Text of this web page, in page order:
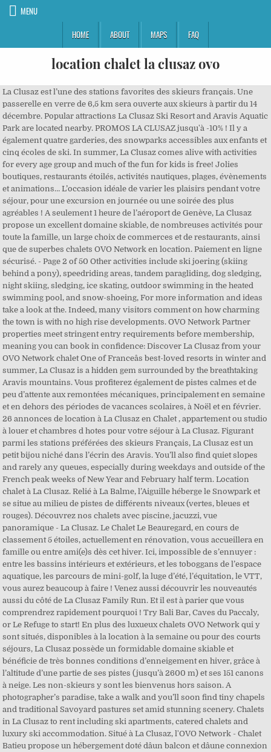
MENU
HOME
ABOUT MAPS FAQ
location chalet la clusaz ovo
La Clusaz est l’une des stations favorites des skieurs français. Une passerelle en verre de 6,5 km sera ouverte aux skieurs à partir du 14 décembre. Popular attractions La Clusaz Ski Resort and Aravis Aquatic Park are located nearby. PROMOS LA CLUSAZ jusqu'à -10% ! Il y a également quatre garderies, des snowparks accessibles aux enfants et cinq écoles de ski. In summer, La Clusaz comes alive with activities for every age group and much of the fun for kids is free! Jolies boutiques, restaurants étoilés, activités nautiques, plages, évènements et animations… L’occasion idéale de varier les plaisirs pendant votre séjour, pour une excursion en journée ou une soirée des plus agréables ! A seulement 1 heure de l’aéroport de Genève, La Clusaz propose un excellent domaine skiable, de nombreuses activités pour toute la famille, un large choix de commerces et de restaurants, ainsi que de superbes chalets OVO Network en location. Paiement en ligne sécurisé. - Page 2 of 50 Other activities include ski joering (skiing behind a pony), speedriding areas, tandem paragliding, dog sledging, night skiing, sledging, ice skating, outdoor swimming in the heated swimming pool, and snow-shoeing, For more information and ideas take a look at the. Indeed, many visitors comment on how charming the town is with no high rise developments. OVO Network Partner properties meet stringent entry requirements before membership, meaning you can book in confidence: Discover La Clusaz from your OVO Network chalet One of Franceâs best-loved resorts in winter and summer, La Clusaz is a hidden gem surrounded by the breathtaking Aravis mountains. Vous profiterez également de pistes calmes et de peu d’attente aux remontées mécaniques, principalement en semaine et en dehors des périodes de vacances scolaires, à Noël et en février. 26 annonces de location à La Clusaz en Chalet , appartement ou studio à louer et chambres d hotes pour votre séjour à La Clusaz. Figurant parmi les stations préférées des skieurs Français, La Clusaz est un petit bijou niché dans l’écrin des Aravis. You’ll also find quiet slopes and rarely any queues, especially during weekdays and outside of the French peak weeks of New Year and February half term. Location chalet à La Clusaz. Relié à La Balme, l’Aiguille héberge le Snowpark et se situe au milieu de pistes de différents niveaux (vertes, bleues et rouges). Découvrez nos chalets avec piscine, jacuzzi, vue panoramique - La Clusaz. Le Chalet Le Beauregard, en cours de classement 5 étoiles, actuellement en rénovation, vous accueillera en famille ou entre ami(e)s dès cet hiver. Ici, impossible de s’ennuyer : entre les bassins intérieurs et extérieurs, et les toboggans de l’espace aquatique, les parcours de mini-golf, la luge d’été, l’équitation, le VTT, vous aurez beaucoup à faire ! Venez aussi découvrir les nouveautés aussi du côté de La Clusaz Family Run. Et il est à parier que vous comprendrez rapidement pourquoi ! Try Bali Bar, Caves du Paccaly, or Le Refuge to start! En plus des luxueux chalets OVO Network qui y sont situés, disponibles à la location à la semaine ou pour des courts séjours, La Clusaz possède un formidable domaine skiable et bénéficie de très bonnes conditions d’enneigement en hiver, grâce à l’altitude d’une partie de ses pistes (jusqu’à 2600 m) et ses 151 canons à neige. Les non-skieurs y sont les bienvenus hors saison. A photographer’s paradise, take a walk and you’ll soon find tiny chapels and traditional Savoyard pastures set amid stunning scenery. Chalets in La Clusaz to rent including ski apartments, catered chalets and luxury ski accommodation. Situé à La Clusaz, l'OVO Network - Chalet Batieu propose un hébergement doté dâun balcon et dâune connexion Wi-Fi gratuite. Try your hand at everything from canyoning and paragliding to tennis and yoga . Verified by OVO Network. Vous avez l’étoffe d’un champion ? 5 La Clusaz chalet next to piste with hot tub and terrace - OVO Network La Clusaz, PrancÅ«zija. Vous profiterez aussi d’un bel espace aquatique, avec des bassins intérieurs et extérieurs chauffés, de pistes de luge, d’une patinoire, et pourrez découvrir le village lors d’une balade en calèche. Be the first to hear about beautiful new properties and exclusive offers. There are so many more dining choices, plus great bars and a few nightclubs if you fancy a night on the town. ANNECY B 325 82 04 70 - CAISSE DE GARANTIE DE LA FNAIM : ADHERENT N°3383 Enjoy a spa tub, onsite parking, and a garden. La Clusaz possède d’excellents restaurants. Beauregard est le massif le plus bas, le plus ensoleillé et le plus facilement accessible pour les débutants. There are also fabulous cheese, charcuterie and wine shops, along with chocolate specialists, renowned boulangeries, and a couple of places selling souvenirs and toys. Un parking privé est disponible gratuitement. Les chalets centenaires constellent le village et ses environs, faisant de chaque vue un décor de carte postale. Choisissez votre massif : Notez qu’il existe un forfait Aravis, permettant de skier en illimité à La Clusaz, à Manigod et au Grand Bornand : 220 km de pistes pour tous les niveaux et 95 remontées mécaniques vous attendent, sans oublier les nombreuses possibilités de ski hors-piste. There are also four nurseries, children's snowparks, and five kids' ski schools, ensuring that children are well catered for. En voici quelques-uns, à essayer les yeux fermés : La Ferme et L’Outa, réputés pour leur accueil et leur restauration typique ; Le Télémark Café, établissement incontournable sur les pistes, connu pour son ambiance et ses vues sur les montagnes ; La Chavinette, qui propose de bons hamburgers et des plats à emporter dans le centre du village ; Le Vieux Chalet, situé sur les pistes à quelques minutes du centre de la station, à découvrir lors d’une occasion spéciale ; La Scierie, qui offre une cuisine raffinée dans un cadre à la fois typique et très actuel). You’ll also find stylish homeware shops, photography stores and jewellers. Pour vos courses, vous trouverez deux supérettes, ainsi qu’un marché hebdomadaire tous les lundis matins, sur la place de l’Eglise. Popular attractions La Clusaz Ski Resort and Le Hameau des Alpes are located nearby. Doté d'un balcon, il met gratuitement à votre disposition un parking privé et une connexion Wi-Fi. MÅ«sÅ³ planetofhotels.com paslauga leidÅ¾ia internetu greitai ir saugiai uÅ¾sisakyti. Sans oublier les animations hebdomadaires proposées aux enfants : parc aventure, spectacle de rapaces, trampoline… et bien plus encore ! Here you will still see the cows being moved to high mountain pasture at the start of the summer, and it’s possible to buy cheese, eggs and other local produce directly from the farmers around the valley. En quête de sérénité ? Chalet des Enfants La Clusaz fait partie du réseau « OVO Network » pour vous garantir une réservation et un paiement en toute sécurité. Sans compter que les tarifs (forfaits, location de matériel, restauration, shopping…), moins élevés que dans les stations plus grandes, vous garantissent un bon rapport qualité-prix, vous permettant par exemple de réserver un chalet individuel au pied des pistes. Cet hébergement se trouve à 1,2 km du P'tit Bossonet et dispose d'une connexion Wi-Fi gratuite. Those after a slower pace of sports can enjoy golf, mountain hiking, flora and fauna walks, swimming, tennis and yoga. +33 (0)6 82 42 61 34 Faune et flore : les Alpes offrent un large éventail de trésors naturels, dont vous découvrirez la beauté lors de balades à pied. In addition, La Clusaz and Le Grand Bornand share a great-value, combined Aravis Ski pass that provides 220km of skiing and 95 lifts with slopes suitable for all levels, including extensive off-piste areas. Dans les environs, vous pourrez pratiquer des activités telles que le ski, le golf et le vélo. La Clusaz, Vallées de Thônes: 950 chalets à louer. Souvent appelée ‘La Venise des Alpes’, Annecy se découvre toute l’année. La popularité de La Clusaz se fonde aussi sur son large choix de boutiques, et la qualité de son marché hebdomadaire. Paradis des photographes, la station vous permettra de réaliser de superbes clichés, depuis les paysages grandioses jusqu’aux petites chapelles découvertes au détour d’une balade. Often called the Venice of the Alps, Annecy is wonderful to explore at any time of year. Le Chalet Hollygotty - OVO Network est situé à 1,9 km de l'école de ski de La Clusaz et à 3,2 km de La Clusaz. In La Clusaz, you’ll find a choice of friendly English-speaking ski instructors who pride themselves on developing, nurturing and encouraging skiers and snowboarders of all ages and abilities. ANNECY B 325 82 04 70 - CAISSE DE GARANTIE DE LA FNAIM : ADHERENT N°3383 A La Clusaz, vous êtes sûr de trouver votre bonheur, que vous soyez à la recherche d’équipement de ski de marque, de vêtements, de chaussures ou d’accessoires de mode. Le domaine de La Clusaz s’étend sur 5 massifs : Beauregard, Manigod, La Balme, l’Etale et l’Aiguille. Plusieurs champions du monde de ski sont originaires des stations de La Clusaz et du Grand Bornand, témoignant des excellentes conditions de glisse et de la qualité des cours ! Get inspired with some of our top tips for what to do and see in the Alps. 5* chalet for 14 near pistes - sauna, games room Watch the Transval pass overhead at this fabulous piste-side chalet in La Clusaz *Sauna, kit â¦ Every Monday the town holds its traditional market where you can buy everything from fresh fruit and vegetables to meat, local crafts, cheeses and clothing, plus there are a couple of small supermarkets for all the essentials. Le Chalet Tilumi - OVO Network est situé à La Clusaz, à 50 mètres du P'tit Bossonet et à 60 mètres du Télémix du Bossonnet, dans une région propice au ski. Vous pourrez pratiquer diverses activités dans la région, telles que le ski et le ping-pong. Faites un pas dans le vide au Col de Balme. La Ferme has a wonderful atmosphere and a good range of dis